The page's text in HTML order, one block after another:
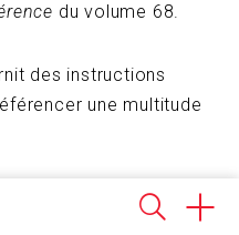
du volume 68.
des instructions
une multitude